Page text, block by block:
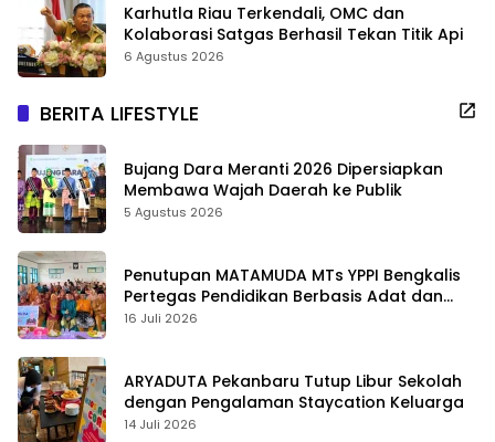
Karhutla Riau Terkendali, OMC dan
Kolaborasi Satgas Berhasil Tekan Titik Api
6 Agustus 2026
BERITA LIFESTYLE
Bujang Dara Meranti 2026 Dipersiapkan
Membawa Wajah Daerah ke Publik
5 Agustus 2026
Penutupan MATAMUDA MTs YPPI Bengkalis
Pertegas Pendidikan Berbasis Adat dan
Karakter
16 Juli 2026
ARYADUTA Pekanbaru Tutup Libur Sekolah
dengan Pengalaman Staycation Keluarga
14 Juli 2026